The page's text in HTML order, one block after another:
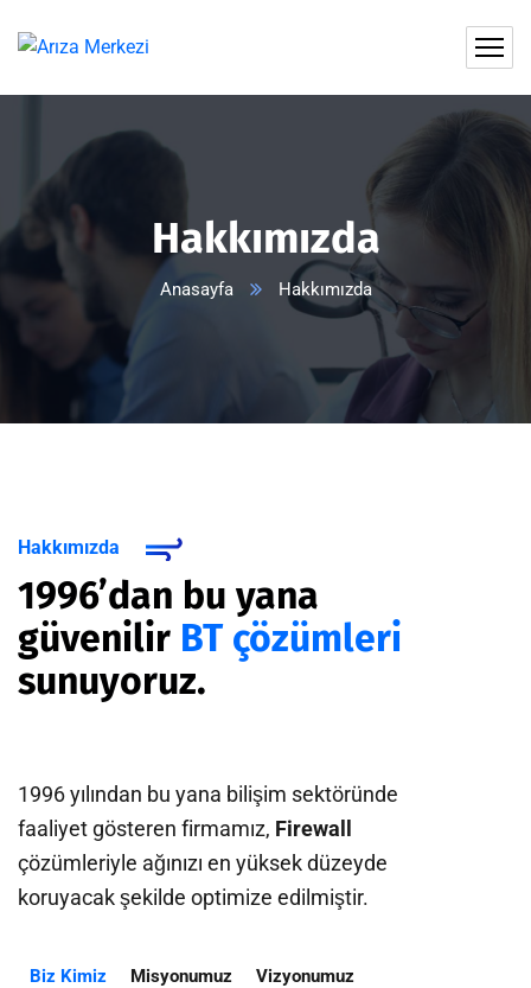
Hakkımızda
Anasayfa Hakkımızda
Hakkımızda
1996’dan bu yana
güvenilir BT çözümleri
sunuyoruz.
1996 yılından bu yana bilişim sektöründe
faaliyet gösteren firmamız, Firewall
çözümleriyle ağınızı en yüksek düzeyde
koruyacak şekilde optimize edilmiştir.
Biz Kimiz Misyonumuz Vizyonumuz